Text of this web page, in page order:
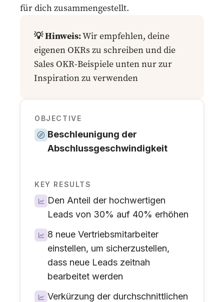
für dich zusammengestellt.
💡 Hinweis:Wir empfehlen, deine
eigenen OKRs zu schreiben und die
Sales OKR-Beispiele unten nur zur
Inspiration zu verwenden
OBJECTIVE
Beschleunigung der
Abschlussgeschwindigkeit
KEY RESULTS
Den Anteil der hochwertigen
Leads von 30% auf 40% erhöhen
8 neue Vertriebsmitarbeiter
einstellen, um sicherzustellen,
dass neue Leads zeitnah
bearbeitet werden
Verkürzung der durchschnittlichen